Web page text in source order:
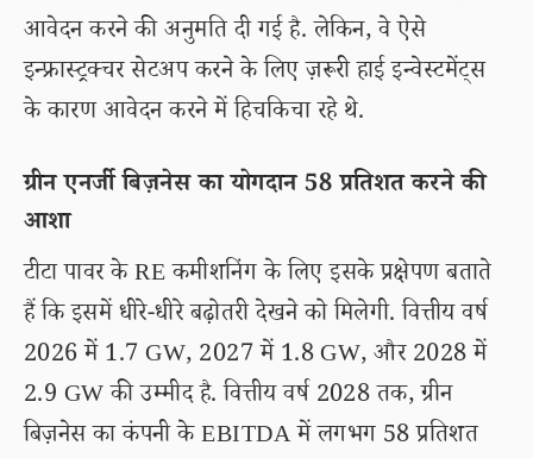
आवेदन करने की अनुमति दी गई है. लेकिन, वे ऐसे
इन्फ्रास्ट्रक्चर सेटअप करने के लिए ज़रूरी हाई इन्वेस्टमेंट्स
के कारण आवेदन करने में हिचकिचा रहे थे.
ग्रीन एनर्जी बिज़नेस का योगदान 58 प्रतिशत करने की
आशा
टीटा पावर के RE कमीशनिंग के लिए इसके प्रक्षेपण बताते
हैं कि इसमें धीरे-धीरे बढ़ोतरी देखने को मिलेगी. वित्तीय वर्ष
2026 में 1.7 GW, 2027 में 1.8 GW, और 2028 में
2.9 GW की उम्मीद है. वित्तीय वर्ष 2028 तक, ग्रीन
बिज़नेस का कंपनी के EBITDA में लगभग 58 प्रतिशत